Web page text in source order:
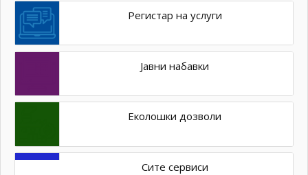
Регистар на услуги
Јавни набавки
Еколошки дозволи
Сите сервиси